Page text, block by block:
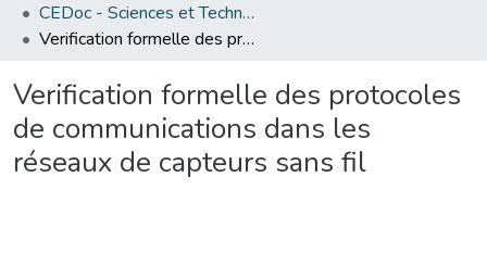
CEDoc - Sciences et Technologies
Verification formelle des protocoles de communications dans les réseaux de capteurs sans fil
Verification formelle des protocoles
de communications dans les
réseaux de capteurs sans fil